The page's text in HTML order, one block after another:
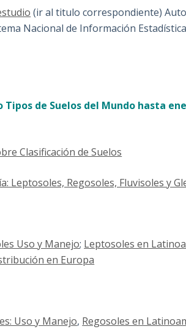
(ir al titulo correspondiente)
Nacional de Información
de Suelos del Mundo hasta
Clasificación de Suelos
Regosoles, Fluvisoles y
Uso y Manejo; Leptosoles en
en Europa
Uso y Manejo, Regosoles en